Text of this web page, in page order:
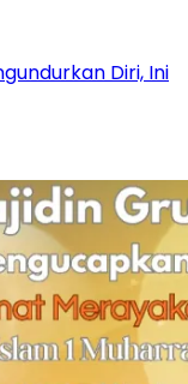
Diri, Ini